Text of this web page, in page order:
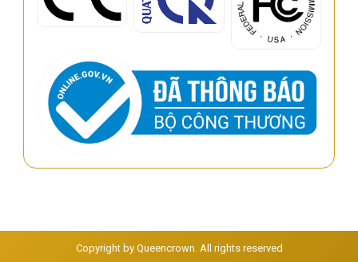
Copyright by Queencrown. All rights reserved